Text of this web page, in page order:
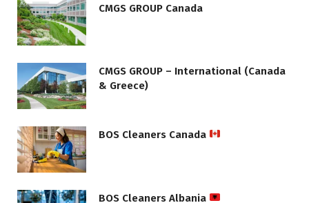
CMGS GROUP Canada
CMGS GROUP – International (Canada
& Greece)
BOS Cleaners Canada
BOS Cleaners Albania